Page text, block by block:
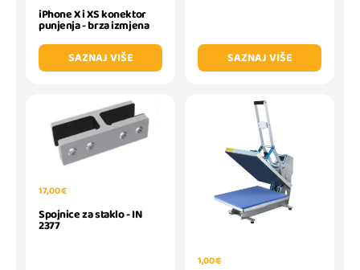
iPhone X i XS konektor
punjenja - brza izmjena
SAZNAJ VIŠE
SAZNAJ VIŠE
17,00 €
Spojnice za staklo - IN
2377
1,00 €